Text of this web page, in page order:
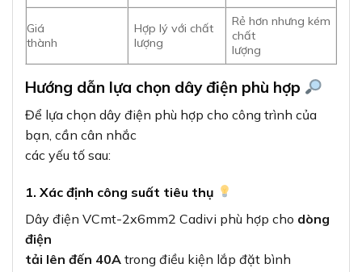
Giá
thành
Hợp lý với chất
lượng
Rẻ hơn nhưng kém
chất
lượng
Hướng dẫn lựa chọn dây điện phù hợp
Để lựa chọn dây điện phù hợp cho công trình của
bạn, cần cân nhắc
các yếu tố sau:
1. Xác định công suất tiêu thụ
Dây điện VCmt-2x6mm2 Cadivi phù hợp cho dòng
điện
tải lên đến 40A trong điều kiện lắp đặt bình